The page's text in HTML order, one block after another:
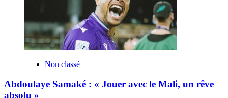
Non classé
Abdoulaye Samaké : « Jouer avec le Mali, un rêve
absolu »